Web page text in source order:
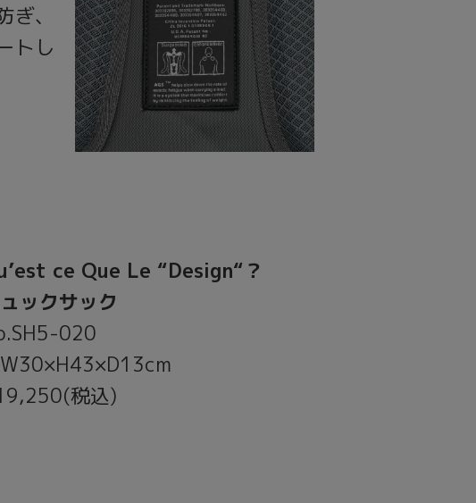
、
トし
ce Que Le “Design“？
ックサック
020
(税込)